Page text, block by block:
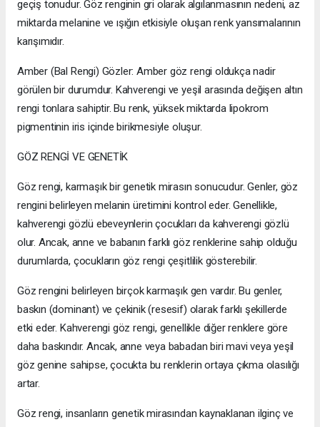
geçiş tonudur. Göz renginin gri olarak algılanmasının nedeni, az
miktarda melanine ve ışığın etkisiyle oluşan renk yansımalarının
karışımıdır.
Amber (Bal Rengi) Gözler: Amber göz rengi oldukça nadir
görülen bir durumdur. Kahverengi ve yeşil arasında değişen altın
rengi tonlara sahiptir. Bu renk, yüksek miktarda lipokrom
pigmentinin iris içinde birikmesiyle oluşur.
GÖZ RENGİ VE GENETİK
Göz rengi, karmaşık bir genetik mirasın sonucudur. Genler, göz
rengini belirleyen melanin üretimini kontrol eder. Genellikle,
kahverengi gözlü ebeveynlerin çocukları da kahverengi gözlü
olur. Ancak, anne ve babanın farklı göz renklerine sahip olduğu
durumlarda, çocukların göz rengi çeşitlilik gösterebilir.
Göz rengini belirleyen birçok karmaşık gen vardır. Bu genler,
baskın (dominant) ve çekinik (resesif) olarak farklı şekillerde
etki eder. Kahverengi göz rengi, genellikle diğer renklere göre
daha baskındır. Ancak, anne veya babadan biri mavi veya yeşil
göz genine sahipse, çocukta bu renklerin ortaya çıkma olasılığı
artar.
Göz rengi, insanların genetik mirasından kaynaklanan ilginç ve